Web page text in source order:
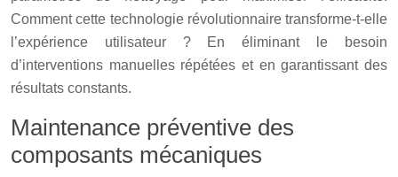
Comment cette technologie révolutionnaire transforme-t-elle
l’expérience utilisateur ? En éliminant le besoin
d’interventions manuelles répétées et en garantissant des
résultats constants.
Maintenance préventive des
composants mécaniques